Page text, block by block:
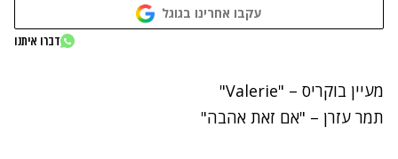
עקבו אחרינו בגוגל
דברו איתנו
מעיין בוקריס – "
Valerie
"
נתקלנו בבעיה
תמר עזרן – "אם זאת אהבה"